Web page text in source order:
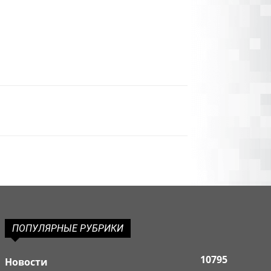
ПОПУЛЯРНЫЕ РУБРИКИ
Новости 10795